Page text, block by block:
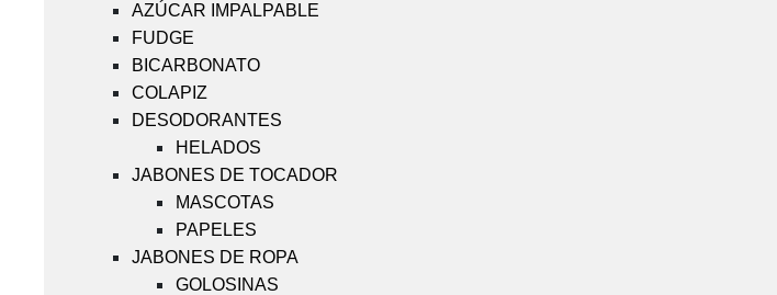
AZÚCAR IMPALPABLE
FUDGE
BICARBONATO
COLAPIZ
DESODORANTES
HELADOS
JABONES DE TOCADOR
MASCOTAS
PAPELES
JABONES DE ROPA
GOLOSINAS